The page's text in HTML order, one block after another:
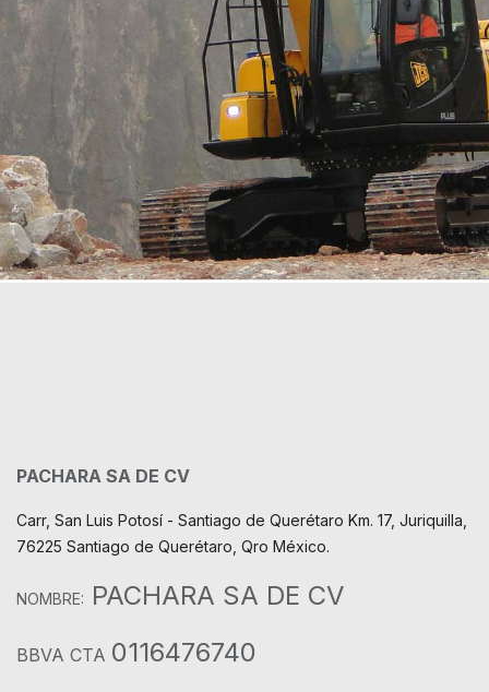
PACHARA SA DE CV
Carr, San Luis Potosí - Santiago de Querétaro Km. 17, Juriquilla,
76225 Santiago de Querétaro, Qro México.
NOMBRE: PACHARA SA DE CV
BBVA CTA 0116476740